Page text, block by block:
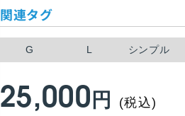
関連タグ
G L シンプル
通
25,000円 (税込)